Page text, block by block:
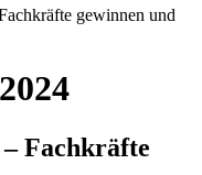
gewinnen und
Fachkräfte